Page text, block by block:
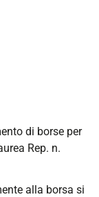
di borse per
Rep. n.
alla borsa si